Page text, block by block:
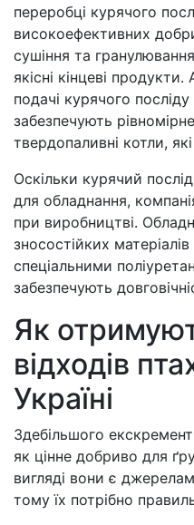
переробці курячого
високоефективних
сушіння та
якісні кінцеві
подачі курячого
забезпечують
твердопаливні котли,
Оскільки курячий
для обладнання,
при виробництві.
зносостійких
спеціальними
забезпечують
Як
відходів
Україні
Здебільшого
як цінне добриво для
вигляді вони є
тому їх потрібно